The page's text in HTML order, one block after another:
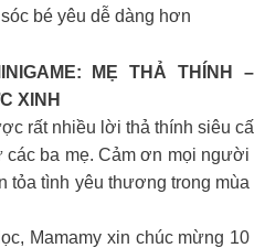
bé yêu dễ dàng hơn
MẸ THẢ THÍNH –
XINH
rất nhiều lời thả thính siêu cấ
các ba mẹ. Cảm ơn mọi người
tỏa tình yêu thương trong mùa
Mamamy xin chúc mừng 10